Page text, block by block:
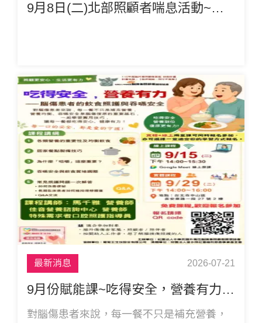
9月8日(二)北部照顧者喘息活動~頌缽療癒與靜心──靜享身心舒壓時光
最新消息 2026-07-21
9月份賦能課~吃得安全，營養有力｜腦傷患者的飲食照護與吞嚥安全
對腦傷患者來說，每一餐不只是補充營養，